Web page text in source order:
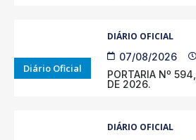
Diário Oficial
DIÁRIO OFICIAL
07/08/2026
PORTARIA Nº
DE 2026.
DIÁRIO OFICIAL